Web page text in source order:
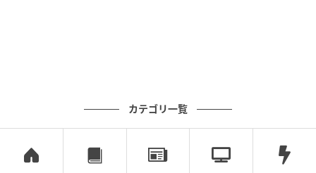
カテゴリ一覧